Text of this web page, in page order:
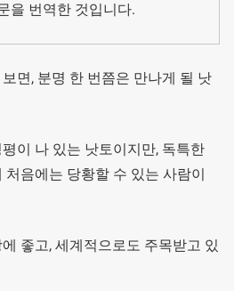
을 번역한 것입니다.
면, 분명 한 번쯤은 만나게 될 낫
이 나 있는 낫토이지만, 독특한
음에는 당황할 수 있는 사람이
좋고, 세계적으로도 주목받고 있